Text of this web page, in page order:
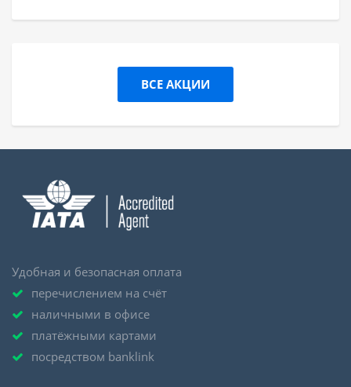
ВСЕ АКЦИИ
Удобная и безопасная оплата
перечислением на счёт
наличными в офисе
платёжными картами
посредством banklink